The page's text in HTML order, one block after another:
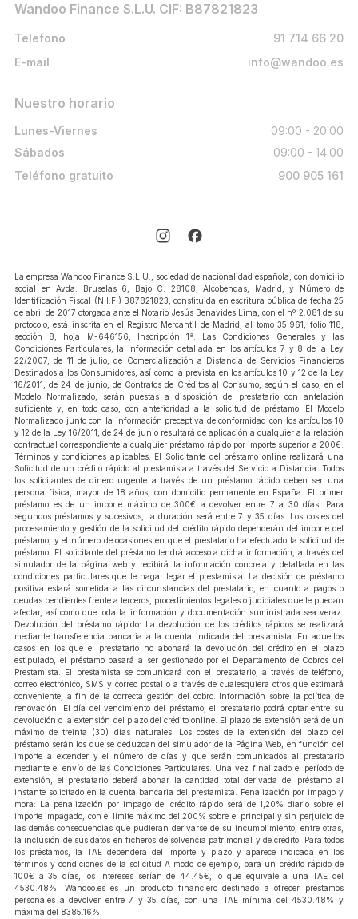
Wandoo Finance S.L.U. CIF: B87821823
Telefono
91 714 66 20
E-mail
info@wandoo.es
Nuestro horario
Lunes-Viernes
09:00 - 20:00
Sábados
09:00 - 14:00
Teléfono gratuito
900 905 161
La empresa Wandoo Finance S.L.U., sociedad de nacionalidad española, con domicilio
social en Avda. Bruselas 6, Bajo C. 28108, Alcobendas, Madrid, y Número de
Identificación Fiscal (N.I.F.) B87821823, constituida en escritura pública de fecha 25
de abril de 2017 otorgada ante el Notario Jesús Benavides Lima, con el nº 2.081 de su
protocolo, está inscrita en el Registro Mercantil de Madrid, al tomo 35.961, folio 118,
sección 8, hoja M-646156, Inscripción 1ª. Las Condiciones Generales y las
Condiciones Particulares, la información detallada en los artículos 7 y 8 de la Ley
22/2007, de 11 de julio, de Comercialización a Distancia de Servicios Financieros
Destinados a los Consumidores, así como la prevista en los artículos 10 y 12 de la Ley
16/2011, de 24 de junio, de Contratos de Créditos al Consumo, según el caso, en el
Modelo Normalizado, serán puestas a disposición del prestatario con antelación
suficiente y, en todo caso, con anterioridad a la solicitud de préstamo. El Modelo
Normalizado junto con la información preceptiva de conformidad con los artículos 10
y 12 de la Ley 16/2011, de 24 de junio resultará de aplicación a cualquier a la relación
contractual correspondiente a cualquier préstamo rápido por importe superior a 200€.
Términos y condiciones aplicables: El Solicitante del préstamo online realizará una
Solicitud de un crédito rápido al prestamista a través del Servicio a Distancia. Todos
los solicitantes de dinero urgente a través de un préstamo rápido deben ser una
persona física, mayor de 18 años, con domicilio permanente en España. El primer
préstamo es de un importe máximo de 300€ a devolver entre 7 a 30 días. Para
segundos préstamos y sucesivos, la duración será entre 7 y 35 días. Los costes del
procesamiento y gestión de la solicitud del crédito rápido dependerán del importe del
préstamo, y el número de ocasiones en que el prestatario ha efectuado la solicitud de
préstamo. El solicitante del préstamo tendrá acceso a dicha información, a través del
simulador de la página web y recibirá la información concreta y detallada en las
condiciones particulares que le haga llegar el prestamista. La decisión de préstamo
positiva estará sometida a las circunstancias del prestatario, en cuanto a pagos o
deudas pendientes frente a terceros, procedimientos legales o judiciales que le puedan
afectar, así como que toda la información y documentación suministrada sea veraz.
Devolución del préstamo rápido: La devolución de los créditos rápidos se realizará
mediante transferencia bancaria a la cuenta indicada del prestamista. En aquellos
casos en los que el prestatario no abonará la devolución del crédito en el plazo
estipulado, el préstamo pasará a ser gestionado por el Departamento de Cobros del
Prestamista. El prestamista se comunicará con el prestatario, a través de teléfono,
correo electrónico, SMS y correo postal o a través de cualesquiera otros que estimará
conveniente, a fin de la correcta gestión del cobro. Información sobre la política de
renovación: El día del vencimiento del préstamo, el prestatario podrá optar entre su
devolución o la extensión del plazo del crédito online. El plazo de extensión será de un
máximo de treinta (30) días naturales. Los costes de la extensión del plazo del
préstamo serán los que se deduzcan del simulador de la Página Web, en función del
importe a extender y el número de días y que serán comunicados al prestatario
mediante el envío de las Condiciones Particulares. Una vez finalizado el período de
extensión, el prestatario deberá abonar la cantidad total derivada del préstamo al
instante solicitado en la cuenta bancaria del prestamista. Penalización por impago y
mora: La penalización por impago del crédito rápido será de 1,20% diario sobre el
importe impagado, con el límite máximo del 200% sobre el principal y sin perjuicio de
las demás consecuencias que pudieran derivarse de su incumplimiento, entre otras,
la inclusión de sus datos en ficheros de solvencia patrimonial y de crédito. Para todos
los préstamos, la TAE dependerá del importe y plazo y aparece indicada en los
términos y condiciones de la solicitud A modo de ejemplo, para un crédito rápido de
100€ a 35 días, los intereses serían de 44.45€, lo que equivale a una TAE del
4530.48%. Wandoo.es es un producto financiero destinado a ofrecer préstamos
personales a devolver entre 7 y 35 días, con una TAE mínima del 4530.48% y
máxima del 8385.16%